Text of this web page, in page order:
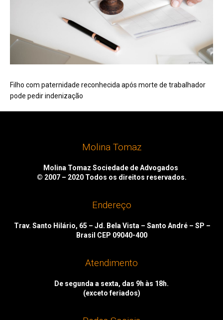
Filho com paternidade reconhecida após morte de trabalhador
pode pedir indenização
Molina Tomaz
Molina Tomaz Sociedade de Advogados
© 2007 – 2020 Todos os direitos reservados.
Endereço
Trav. Santo Hilário, 65 – Jd. Bela Vista – Santo André – SP –
Brasil CEP 09040-400
Atendimento
De segunda a sexta, das 9h às 18h.
(exceto feriados)